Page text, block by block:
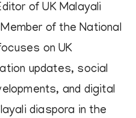
of UK Malayali
of the National
on UK
updates, social
and digital
diaspora in the